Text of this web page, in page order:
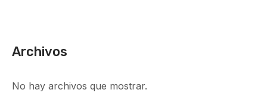
Archivos
No hay archivos que mostrar.